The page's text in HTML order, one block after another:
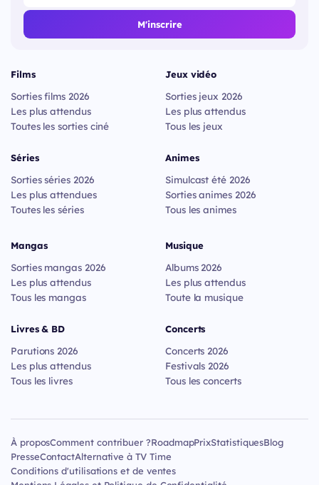
M'inscrire
Films
Sorties films 2026
Les plus attendus
Toutes les sorties ciné
Séries
Sorties séries 2026
Les plus attendues
Toutes les séries
Jeux vidéo
Sorties jeux 2026
Les plus attendus
Tous les jeux
Animes
Simulcast été 2026
Sorties animes 2026
Tous les animes
Mangas
Sorties mangas 2026
Les plus attendus
Tous les mangas
Livres & BD
Parutions 2026
Les plus attendus
Tous les livres
Musique
Albums 2026
Les plus attendus
Toute la musique
Concerts
Concerts 2026
Festivals 2026
Tous les concerts
À proposComment contribuer ?RoadmapPrixStatistiquesBlog
PresseContactAlternative à TV Time
Conditions d'utilisations et de ventes